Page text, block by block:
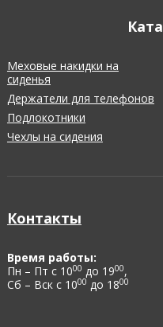
Меховые накидки на
сиденья
Держатели для телефонов
Подлокотники
Чехлы на сидения
Контакты
Время работы:
Пн – Пт с 1000 до 1900,
Сб – Вск с 1000 до 1800